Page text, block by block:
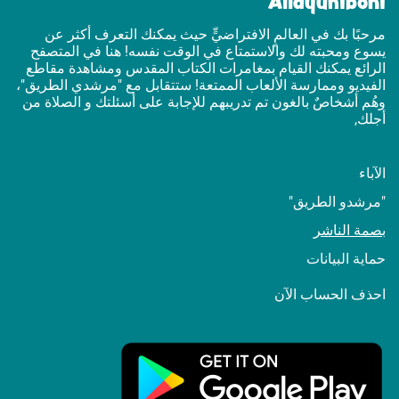
مرحبًا بك في العالمٍ الافتراضيٍّ حيث يمكنك التعرف أكثر عن
يسوع ومحبته لك والاستمتاع في الوقت نفسه! هنا في المتصفح
الرائع يمكنك القيام بمغامرات الكتاب المقدس ومشاهدة مقاطع
الفيديو وممارسة الألعاب الممتعة! ستتقابل مع "مرشدي الطريق"،
وهُم أشخاصٌ بالغون تم تدريبهم للإجابة على أسئلتك و الصلاة من
أجلك,
الآباء
"مرشدو الطريق"
بصمة الناشر
حماية البيانات
احذف الحساب الآن